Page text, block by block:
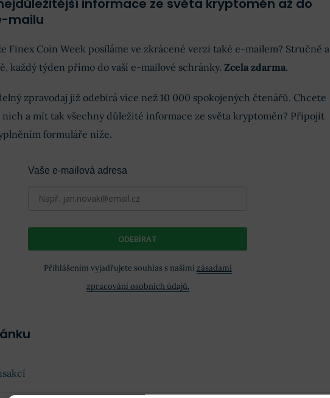
informace ze světa kryptoměn až do
mailu
Finex Coin Week posíláme ve zkrácené verzi také e-mailem? Stručně a
každý týden přímo do vaší e-mailové schránky. Zcela zdarma.
zpravodaj již odebírá více než 10 000 spokojených čtenářů. Chcete
a mít tak všechny důležité informace ze světa kryptoměn? Připojit
formuláře níže.
Vaše e-mailová adresa
ODEBÍRAT
Přihlášením vyjadřujete souhlas s našimi zásadami
zpracování osobních údajů.